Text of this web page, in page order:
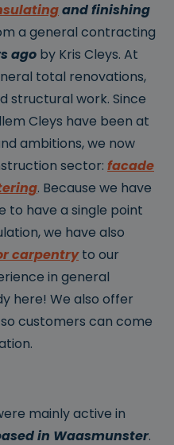
and finishing
a general contracting
ago by Kris Cleys. At
total renovations,
structural work. Since
Cleys have been at
ambitions, we now
sector: facade
. Because we have
to have a single point
we have also
carpentryto our
in general
here! We also offer
so customers can come
mainly active in
in Waasmunster.